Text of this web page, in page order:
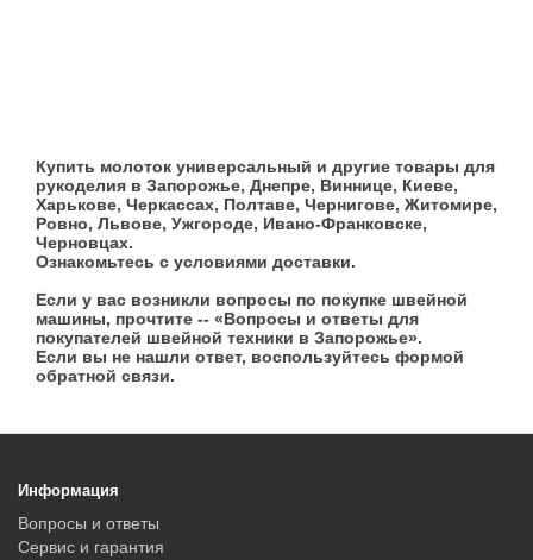
Купить молоток универсальный и другие товары для
рукоделия в Запорожье, Днепре, Виннице, Киеве,
Харькове, Черкассах, Полтаве, Чернигове, Житомире,
Ровно, Львове, Ужгороде, Ивано-Франковске,
Черновцах.
Ознакомьтесь с условиями доставки.
Если у вас возникли вопросы по покупке швейной
машины, прочтите -- «Вопросы и ответы для
покупателей швейной техники в Запорожье».
Если вы не нашли ответ, воспользуйтесь формой
обратной связи.
Информация
Вопросы и ответы
Сервис и гарантия